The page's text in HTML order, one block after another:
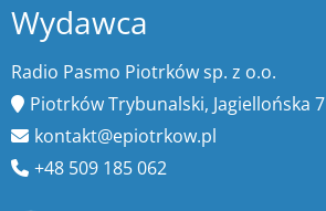
Wydawca
Radio Pasmo Piotrków sp. z o.o.
Piotrków Trybunalski, Jagiellońska 7
kontakt@epiotrkow.pl
+48 509 185 062